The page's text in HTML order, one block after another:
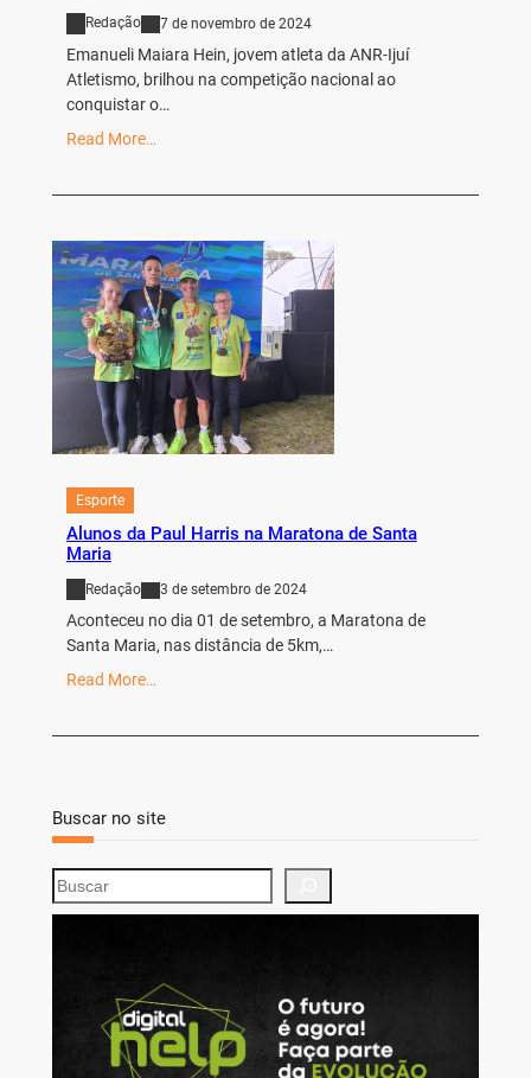
Redação 7 de novembro de 2024
Emanueli Maiara Hein, jovem atleta da ANR-Ijuí
Atletismo, brilhou na competição nacional ao
conquistar o…
Read More…
Esporte
Alunos da Paul Harris na Maratona de Santa
Maria
Redação 3 de setembro de 2024
Aconteceu no dia 01 de setembro, a Maratona de
Santa Maria, nas distância de 5km,…
Read More…
Buscar no site
S
e